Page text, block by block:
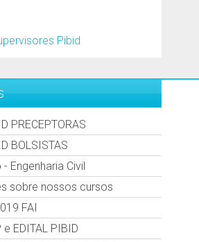
Pibid
PRECEPTORAS
BOLSISTAS
Engenharia Civil
sobre nossos cursos
FAI
e EDITAL PIBID